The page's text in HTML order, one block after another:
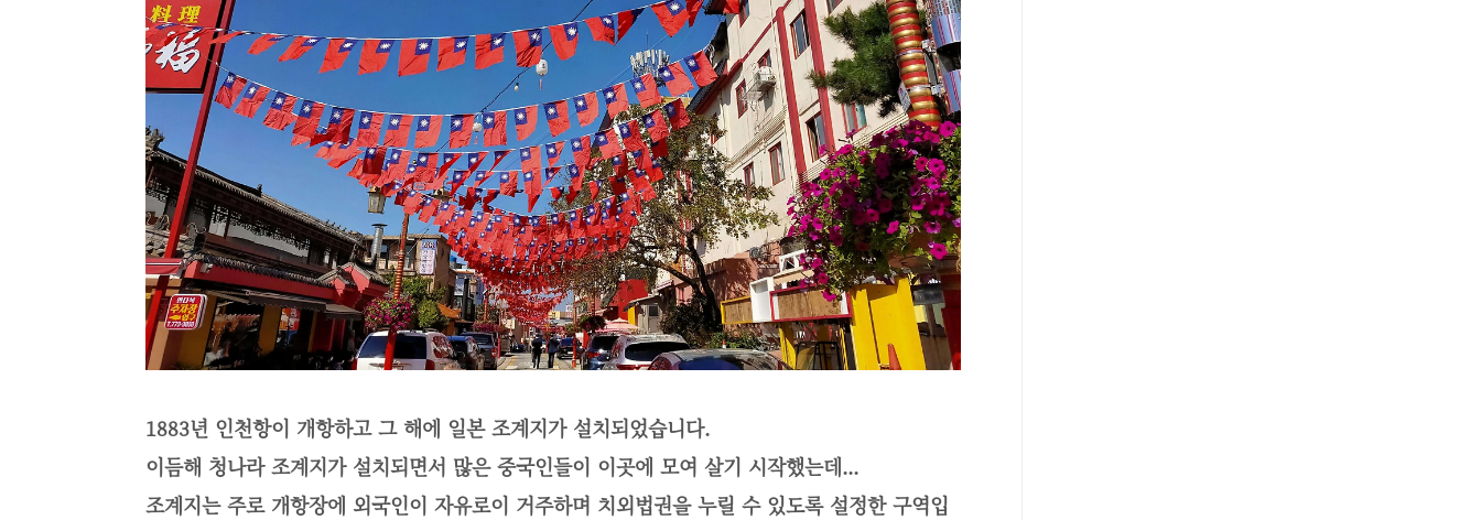
1883년 인천항이 개항하고 그 해에 일본 조계지가 설치되었습니다.
이듬해 청나라 조계지가 설치되면서 많은 중국인들이 이곳에 모여 살기 시작했는데...
조계지는 주로 개항장에 외국인이 자유로이 거주하며 치외법권을 누릴 수 있도록 설정한 구역입